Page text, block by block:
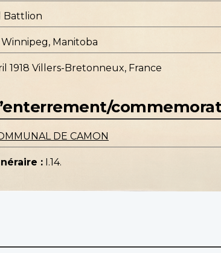
Battlion
Winnipeg, Manitoba
1918 Villers-Bretonneux, France
DE CAMON
: I.14.